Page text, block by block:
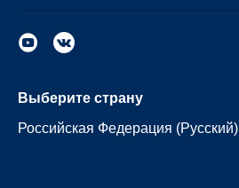
Выберите страну
Российская Федерация (Русский)